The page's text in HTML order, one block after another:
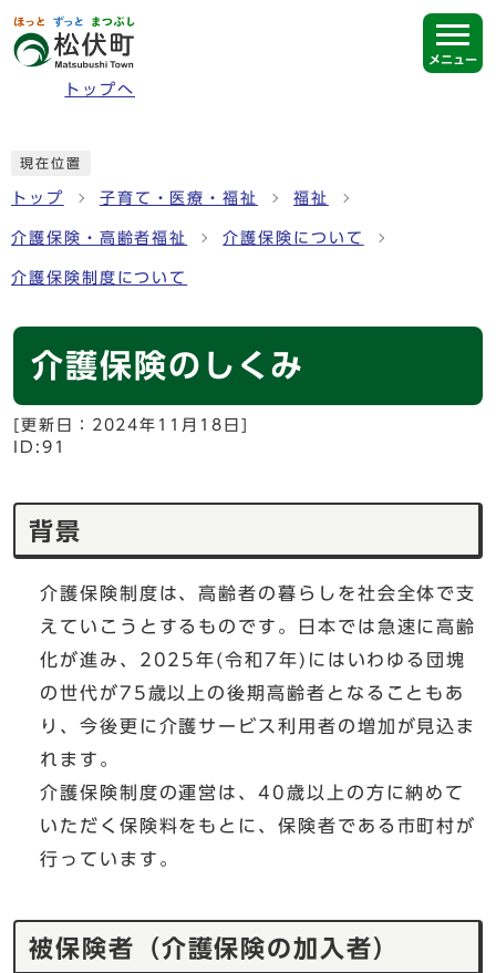
ページの先頭です
トップへ
メニュー
現在位置
トップ 子育て・医療・福祉 福祉
介護保険・高齢者福祉 介護保険について
介護保険制度について
介護保険のしくみ
[更新日： 2024年11月18日
ID:91
背景
介護保険制度は、高齢者の暮らしを社会全体で支
えていこうとするものです。日本では急速に高齢
化が進み、2025年(令和7年)にはいわゆる団塊
の世代が75歳以上の後期高齢者となることもあ
り、今後更に介護サービス利用者の増加が見込ま
れます。
介護保険制度の運営は、40歳以上の方に納めて
いただく保険料をもとに、保険者である市町村が
行っています。
被保険者（介護保険の加入者）